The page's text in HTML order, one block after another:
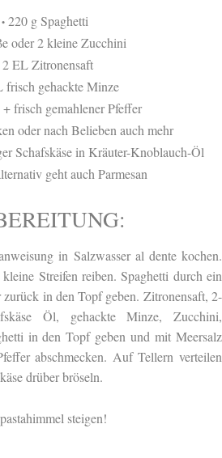
•220 g Spaghetti
oder 2 kleine Zucchini
2 EL Zitronensaft
gehackte Minze
frisch gemahlener Pfeffer
oder nach Belieben auch mehr
Schafskäse in Kräuter-Knoblauch-Öl
geht auch Parmesan
in Salzwasser al dente kochen.
Streifen reiben. Spaghetti durch ein
in den Topf geben. Zitronensaft, 2-
Öl, gehackte Minze, Zucchini,
in den Topf geben und mit Meersalz
abschmecken. Auf Tellern verteilen
drüber bröseln.
steigen!